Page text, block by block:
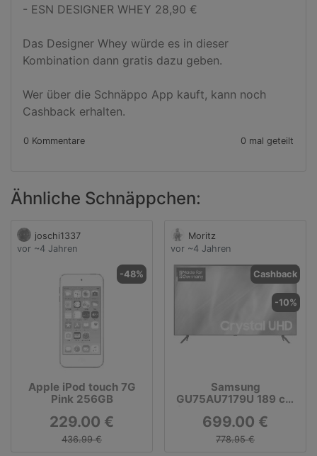
- ESN DESIGNER WHEY 28,90 €
Das Designer Whey würde es in dieser
Kombination dann gratis dazu geben.
Wer über die Schnäppo App kauft, kann noch
Cashback erhalten.
0 Kommentare 0 mal geteilt
Ähnliche Schnäppchen:
joschi1337
vor ~4 Jahren
-48%
Apple iPod touch 7G
Pink 256GB
229.00 €
436.99 €
Moritz
vor ~4 Jahren
Cashback
-10%
Samsung
GU75AU7179U 189 cm
Technik titan grau / G
699.00 €
778.95 €